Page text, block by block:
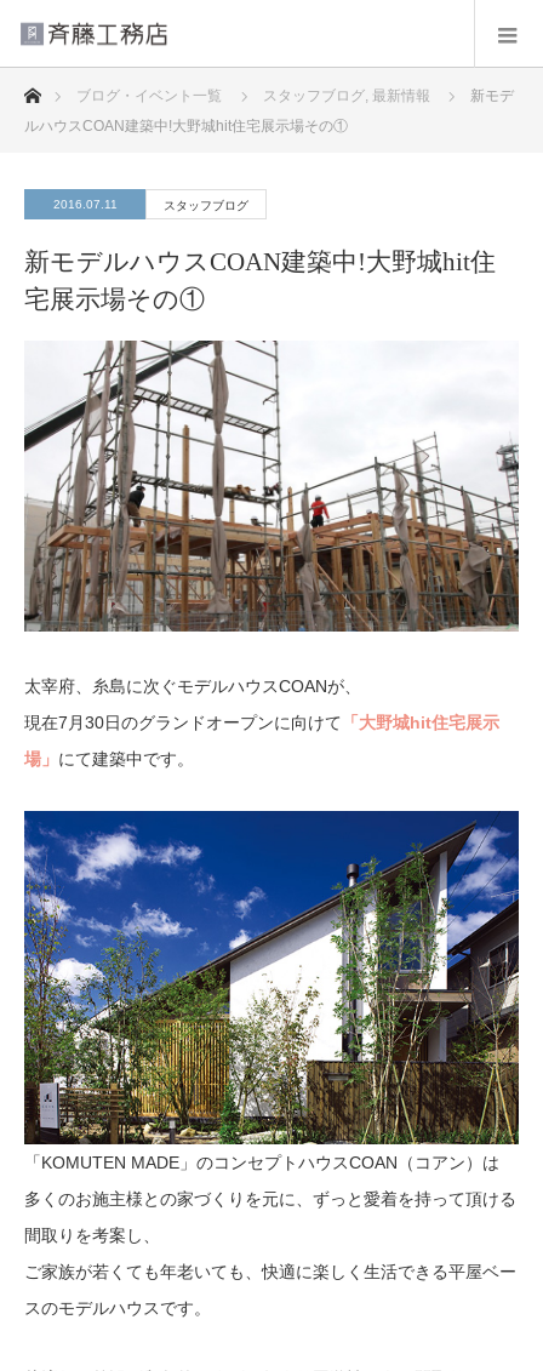
ホームブログ・イベント一覧 スタッフブログ, 最新情報
新モデ
ルハウスCOAN建築中!大野城hit住宅展示場その①
2016.07.11 スタッフブログ
新モデルハウスCOAN建築中!大野城hit住
宅展示場その①
太宰府、糸島に次ぐモデルハウスCOANが、
現在7月30日のグランドオープンに向けて 「大野城hit住宅展示
場」 にて建築中です。
「KOMUTEN MADE」のコンセプトハウスCOAN（コアン）は
多くのお施主様との家づくりを元に、ずっと愛着を持って頂ける
間取りを考案し、
ご家族が若くても年老いても、快適に楽しく生活できる平屋ベー
スのモデルハウスです。